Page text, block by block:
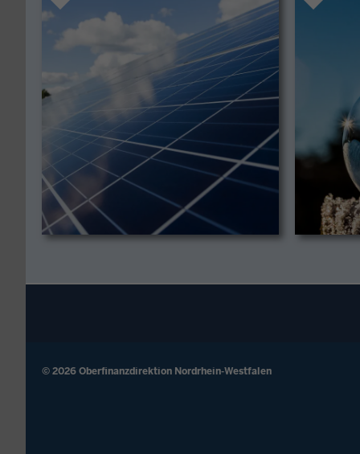
© 2026 Oberfinanzdirektion Nordrhein-Westfalen